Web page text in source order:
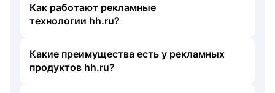
Как работают рекламные
технологии hh.ru?
Какие преимущества есть у рекламных
продуктов hh.ru?